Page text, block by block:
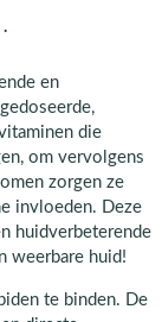
en
die
om vervolgens
zorgen ze
invloeden. Deze
huidverbeterende
weerbare huid!
te binden. De